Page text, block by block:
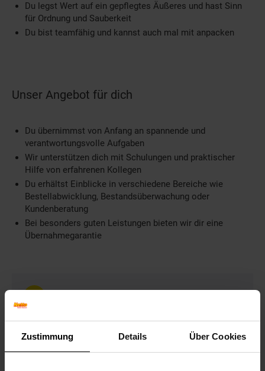
Zustimmung Details Über Cookies
Du legst Wert auf ein gepflegtes Äußeres und hast Sinn
für Ordnung und Sauberkeit
Du bist teamfähig und kannst auch mal mit anpacken
Unser Angebot für dich
Du übernimmst von Anfang an spannende und
verantwortungsvolle Aufgaben
Wir unterstützen dich mit Schulungen und praktischer
Hilfe von erfahrenen Kollegen
Du erhältst Einblicke in verschiedene Bereiche wie
Bestellabwicklung, Bestandsüberwachung oder
Kundenberatung
Bei besonders guten Leistungen bieten wir dir eine
Übernahmegarantie
Information und Bewerbung
Ausbildungsdauer: 3 Jahre